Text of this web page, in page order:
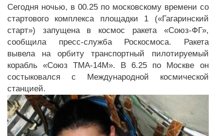
Сегодня ночью, в 00.25 по московскому времени со
стартового комплекса площадки 1 («Гагаринский
старт») запущена в космос ракета «Союз-ФГ»,
сообщила пресс-служба Роскосмоса. Ракета
вывела на орбиту транспортный пилотируемый
корабль «Союз ТМА-14М». В 6.25 по Москве он
состыковался с Международной космической
станцией.